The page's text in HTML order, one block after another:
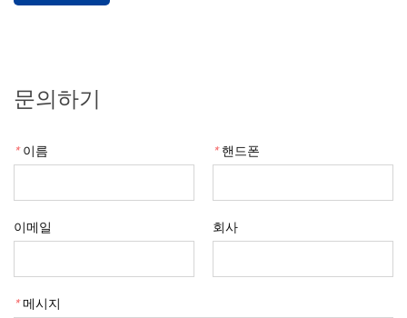
문의하기
* 이름 * 핸드폰
이메일 회사
*메시지